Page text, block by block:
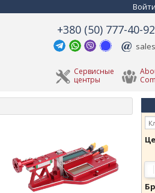
+380 (50) 777-40-
Сервисные
центры